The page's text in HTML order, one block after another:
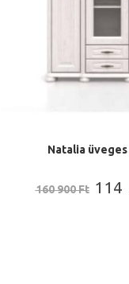
Natalia üveges
160 900Ft 114